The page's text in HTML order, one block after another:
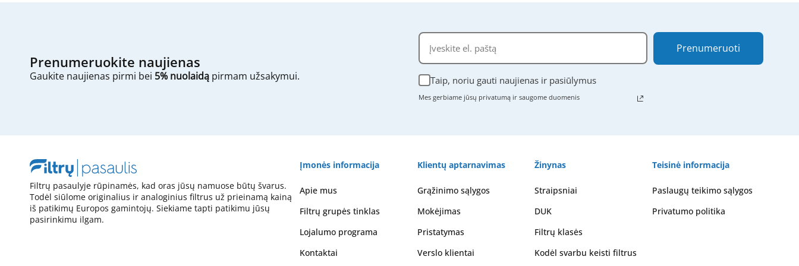
Prenumeruokite naujienas
Gaukite naujienas pirmi bei 5% nuolaidą pirmam užsakymui. Taip, noriu gauti naujienas ir pasiūlymus
Mes gerbiame jūsų privatumą ir saugome duomenis
Prenumeruoti
Filtrų pasaulyje rūpinamės, kad oras jūsų namuose būtų švarus.
Todėl siūlome originalius ir analoginius filtrus už prieinamą kainą
iš patikimų Europos gamintojų. Siekiame tapti patikimu jūsų
pasirinkimu ilgam.
Įmonės informacija
Apie mus
Filtrų grupės tinklas
Lojalumo programa
Kontaktai
Klientų aptarnavimas
Grąžinimo sąlygos
Mokėjimas
Pristatymas
Verslo klientai
Žinynas
Straipsniai
DUK
Filtrų klasės
Kodėl svarbu keisti filtrus
Teisinė informacija
Paslaugų teikimo sąlygos
Privatumo politika